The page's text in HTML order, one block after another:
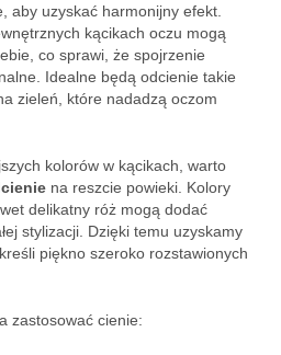
aby uzyskać harmonijny efekt.
kącikach oczu mogą
co sprawi, że spojrzenie
Idealne będą odcienie takie
zieleń, które nadadzą oczom
kolorów w kącikach, warto
na reszcie powieki. Kolory
delikatny róż mogą dodać
stylizacji. Dzięki temu uzyskamy
piękno szeroko rozstawionych
zastosować cienie: